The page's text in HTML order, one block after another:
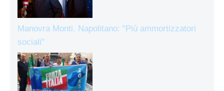
Manovra Monti. Napolitano: "Più ammortizzatori
sociali"